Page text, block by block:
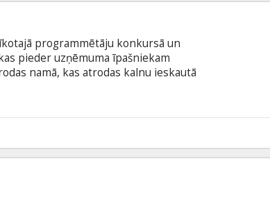
programmētāju konkursā un
pieder uzņēmuma īpašniekam
namā, kas atrodas kalnu ieskautā
veidolā. Filmas režisors Alekss
arī filmu "Sunshine" un "28 Days